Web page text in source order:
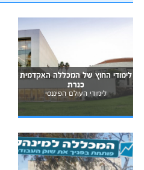
לימודי החוץ של המכללה האקדמית
כנרת
לימודי העולם הפיננסי